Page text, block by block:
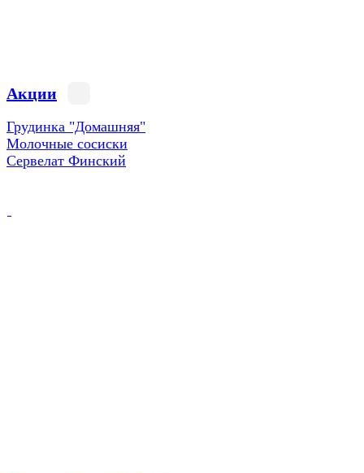
Акции
Грудинка "Домашняя"
Молочные сосиски
Сервелат Финский